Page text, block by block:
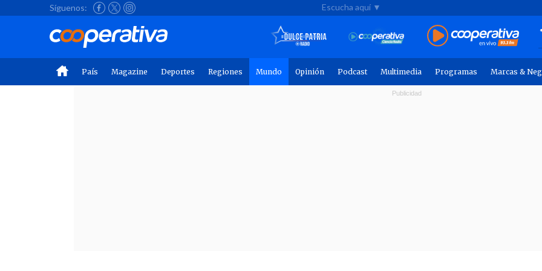
Síguenos: Escucha aquí ▼
País Magazine Deportes Regiones Mundo Opinión Podcast Multimedia Programas Marcas &